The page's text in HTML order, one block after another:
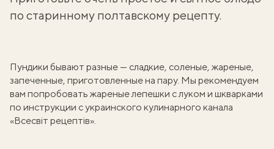
по старинному полтавскому рецепту.
Пундики бывают разные — сладкие, соленые, жареные,
запеченные, приготовленные на пару. Мы рекомендуем
вам попробовать жареныелепешки с луком и шкварками
по инструкции с украинского кулинарного канала
«Всесвіт рецептів».